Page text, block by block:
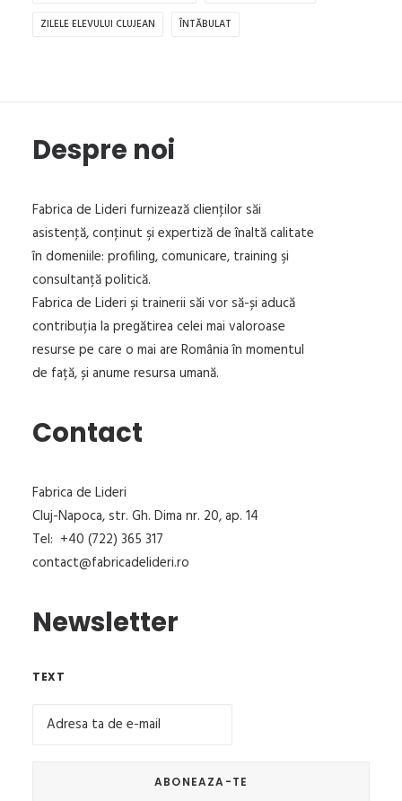
ZILELE ELEVULUI CLUJEAN ÎNTĂBULAT
Despre noi
Fabrica de Lideri furnizează clienţilor săi
asistenţă, conţinut şi expertiză de înaltă calitate
în domeniile: profiling, comunicare, training şi
consultanță politică.
Fabrica de Lideri și trainerii săi vor să-și aducă
contribuția la pregătirea celei mai valoroase
resurse pe care o mai are România în momentul
de față, și anume resursa umană.
Contact
Fabrica de Lideri
Cluj-Napoca, str. Gh. Dima nr. 20, ap. 14
Tel: +40 (722) 365 317
contact@fabricadelideri.ro
Newsletter
TEXT